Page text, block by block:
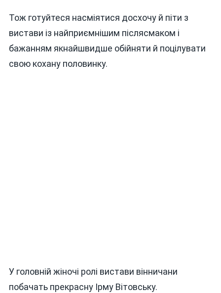
Тож готуйтеся насміятися досхочу й піти з
вистави із найприємнішим післясмаком і
бажанням якнайшвидше обійняти й поцілувати
свою кохану половинку.
У головній жіночі ролі вистави вінничани
побачать прекрасну Ірму Вітовську.